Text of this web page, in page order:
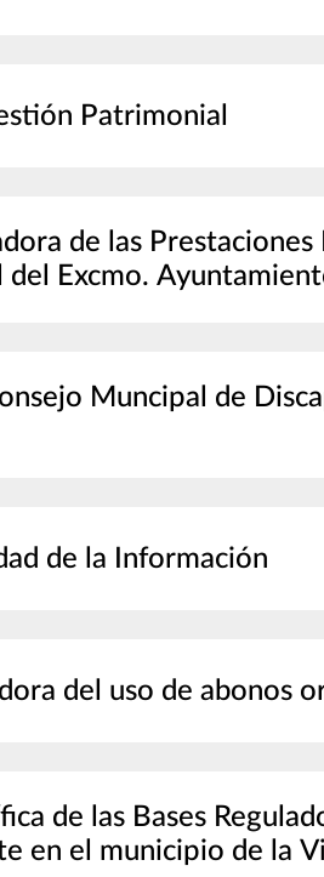
Patrimonial
de las Prestaciones
del Excmo.
Muncipal de
de la Información
del uso de abonos
de las Bases
en el municipio de la